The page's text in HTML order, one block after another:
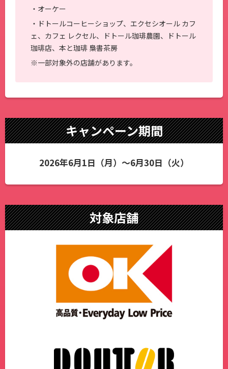
・オーケー
・ドトールコーヒーショップ、エクセシオール カフ
ェ、カフェ レクセル、ドトール珈琲農園、ドトール
珈琲店、本と珈琲 梟書茶房
※一部対象外の店舗があります。
キャンペーン期間
2026年6月1日（月）～6月30日（火）
対象店舗